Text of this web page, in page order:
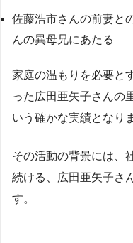
佐藤浩市さんの前妻と
んの異母兄にあたる
家庭の温もりを必要と
った広田亜矢子さんの
いう確かな実績となり
その活動の背景には、
続ける、広田亜矢子さ
す。